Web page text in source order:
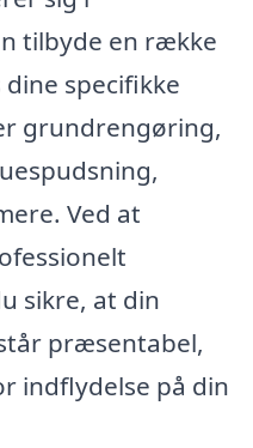
tilbyde en række
specifikke
grundrengøring,
Ved at
sikre, at din
præsentabel,
indflydelse på din